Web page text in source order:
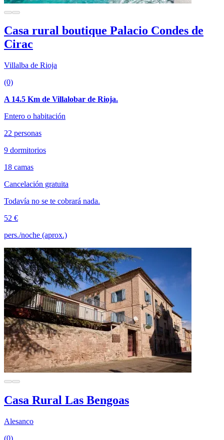
Casa rural boutique Palacio Condes de
Cirac
Villalba de Rioja
(0)
A 14.5 Km de Villalobar de Rioja.
Entero o habitación
22 personas
9 dormitorios
18 camas
Cancelación gratuita
Todavía no se te cobrará nada.
52 €
pers./noche (aprox.)
Casa Rural Las Bengoas
Alesanco